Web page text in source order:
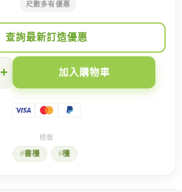
尺數多有優惠
查詢最新訂造優惠
+ 加入購物車
書檯 檯